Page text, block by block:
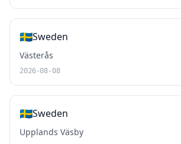
🇸🇪Sweden
Västerås
2026-08-08
🇸🇪Sweden
Upplands Väsby